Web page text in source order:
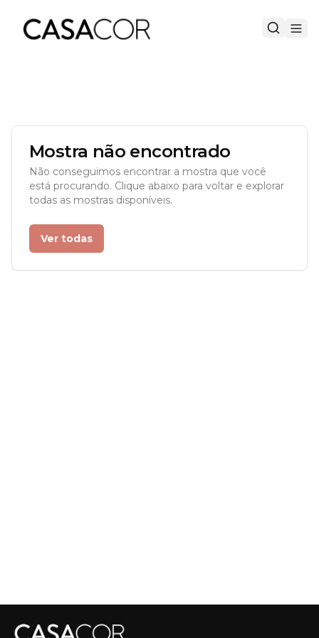
Mostra não encontrado
Não conseguimos encontrar a mostra que você
está procurando. Clique abaixo para voltar e explorar
todas as mostras disponíveis.
Ver todas